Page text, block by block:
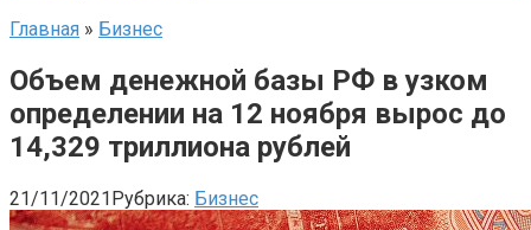
Главная » Бизнес
Объем денежной базы РФ в узком
определении на 12 ноября вырос до
14,329 триллиона рублей
21/11/2021Рубрика: Бизнес